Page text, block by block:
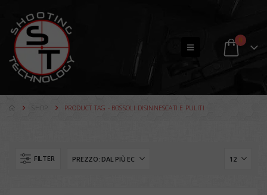
0
PRODUCT TAG - BOSSOLI DISINNESCATI E PULITI
FILTER